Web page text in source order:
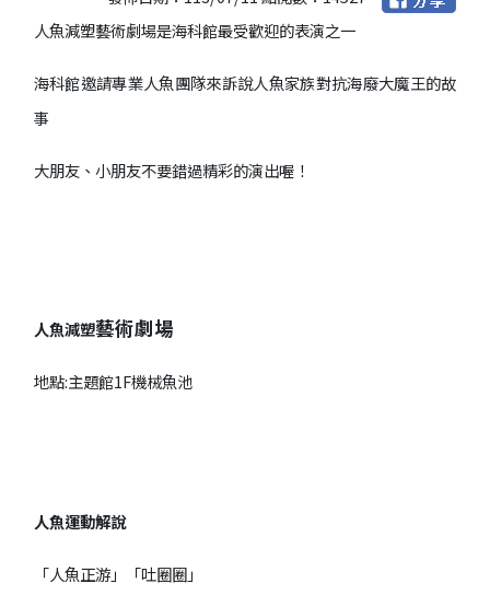
人魚減塑藝術劇場是海科館最受歡迎的表演之一
海科館邀請專業人魚團隊來訴說人魚家族對抗海廢大魔王的故
事
大朋友、小朋友不要錯過精彩的演出喔！
人魚減塑藝術劇場
地點:主題館1F機械魚池
人魚運動解說
「人魚正游」「吐圈圈」